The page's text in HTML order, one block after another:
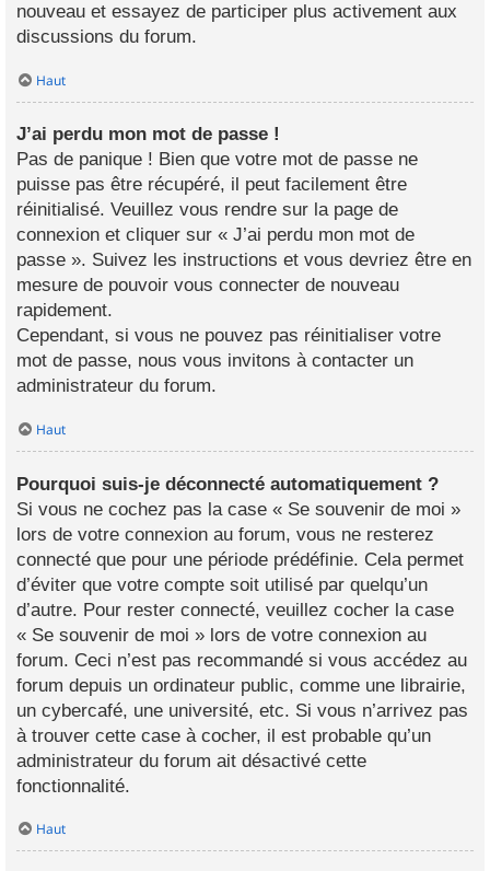
nouveau et essayez de participer plus activement aux
discussions du forum.
Haut
J’ai perdu mon mot de passe !
Pas de panique ! Bien que votre mot de passe ne
puisse pas être récupéré, il peut facilement être
réinitialisé. Veuillez vous rendre sur la page de
connexion et cliquer sur « J’ai perdu mon mot de
passe ». Suivez les instructions et vous devriez être en
mesure de pouvoir vous connecter de nouveau
rapidement.
Cependant, si vous ne pouvez pas réinitialiser votre
mot de passe, nous vous invitons à contacter un
administrateur du forum.
Haut
Pourquoi suis-je déconnecté automatiquement ?
Si vous ne cochez pas la case « Se souvenir de moi »
lors de votre connexion au forum, vous ne resterez
connecté que pour une période prédéfinie. Cela permet
d’éviter que votre compte soit utilisé par quelqu’un
d’autre. Pour rester connecté, veuillez cocher la case
« Se souvenir de moi » lors de votre connexion au
forum. Ceci n’est pas recommandé si vous accédez au
forum depuis un ordinateur public, comme une librairie,
un cybercafé, une université, etc. Si vous n’arrivez pas
à trouver cette case à cocher, il est probable qu’un
administrateur du forum ait désactivé cette
fonctionnalité.
Haut